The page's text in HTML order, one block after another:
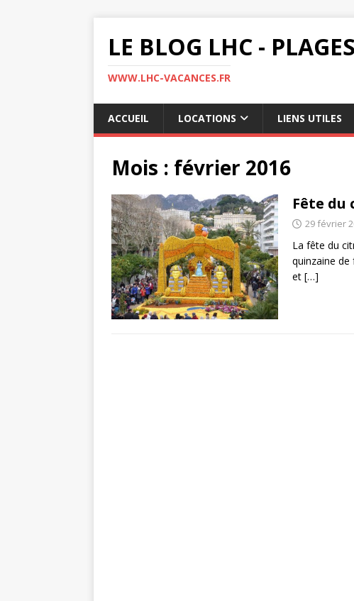
LE BLOG LHC -
WWW.LHC-VACANCES.FR
ACCUEIL LOCATIONS LIENS UTILES
Mois : février 2016
Fête
29 février
La fête du
quinzaine
et […]